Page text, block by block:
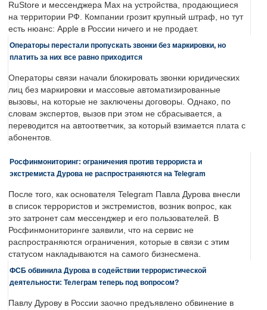
RuStore и мессенджера Max на устройства, продающиеся
на территории РФ. Компании грозит крупный штраф, но тут
есть нюанс: Apple в России ничего и не продает.
Операторы перестали пропускать звонки без маркировки, но
платить за них все равно приходится
Операторы связи начали блокировать звонки юридических
лиц без маркировки и массовые автоматизированные
вызовы, на которые не заключены договоры. Однако, по
словам экспертов, вызов при этом не сбрасывается, а
переводится на автоответчик, за который взимается плата с
абонентов.
Росфинмониторинг: ограничения против террориста и
экстремиста Дурова не распространяются на Telegram
После того, как основателя Telegram Павла Дурова внесли
в список террористов и экстремистов, возник вопрос, как
это затронет сам мессенджер и его пользователей. В
Росфинмониторинге заявили, что на сервис не
распространяются ограничения, которые в связи с этим
статусом накладываются на самого бизнесмена.
ФСБ обвинила Дурова в содействии террористической
деятельности: Телеграм теперь под вопросом?
Павлу Дурову в России заочно предъявлено обвинение в